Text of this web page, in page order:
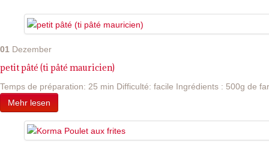
01 Dezember
petit pâté (ti pâté mauricien)
Temps de préparation: 25 min Difficulté: facile Ingrédients : 500g de
Mehr lesen